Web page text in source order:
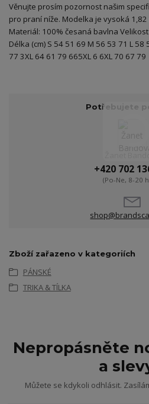
Věnujte prosím pozornost našim
pro praní níže. Modelka je vysoká 1,82
Materiál: 100% česaná bavlna Velikost
Délka (cm) S 54 51 69 M 56 53 71 L 58
77 3XL 64 61 79 665XL 6 6XL 70 67 79
Potřebujete
+420 702
(Po-Ne, 8-20
Zboží zařazeno v kategoriích
PÁNSKÉ
TRIKA & TÍLKA
Nepropásněte
a
Můžete se kdykoli odhlásit.